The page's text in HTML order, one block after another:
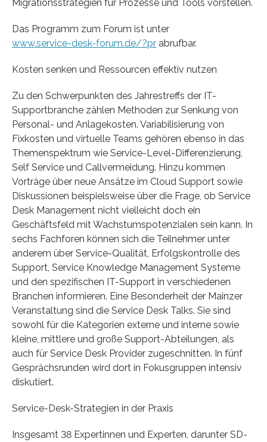
Migrationsstrategien für Prozesse und Tools vorstellen.
Das Programm zum Forum ist unter
www.service-desk-forum.de/?pr abrufbar.
Kosten senken und Ressourcen effektiv nutzen
Zu den Schwerpunkten des Jahrestreffs der IT-
Supportbranche zählen Methoden zur Senkung von
Personal- und Anlagekosten. Variabilisierung von
Fixkosten und virtuelle Teams gehören ebenso in das
Themenspektrum wie Service-Level-Differenzierung,
Self Service und Callvermeidung. Hinzu kommen
Vorträge über neue Ansätze im Cloud Support sowie
Diskussionen beispielsweise über die Frage, ob Service
Desk Management nicht vielleicht doch ein
Geschäftsfeld mit Wachstumspotenzialen sein kann. In
sechs Fachforen können sich die Teilnehmer unter
anderem über Service-Qualität, Erfolgskontrolle des
Support, Service Knowledge Management Systeme
und den spezifischen IT-Support in verschiedenen
Branchen informieren. Eine Besonderheit der Mainzer
Veranstaltung sind die Service Desk Talks. Sie sind
sowohl für die Kategorien externe und interne sowie
kleine, mittlere und große Support-Abteilungen, als
auch für Service Desk Provider zugeschnitten. In fünf
Gesprächsrunden wird dort in Fokusgruppen intensiv
diskutiert.
Service-Desk-Strategien in der Praxis
Insgesamt 38 Expertinnen und Experten, darunter SD-